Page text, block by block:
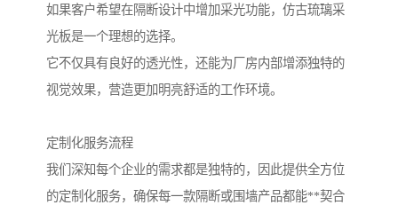
如果客户希望在隔断设计中增加采光功能，仿古琉璃采
光板是一个理想的选择。
它不仅具有良好的透光性，还能为厂房内部增添独特的
视觉效果，营造更加明亮舒适的工作环境。
定制化服务流程
我们深知每个企业的需求都是独特的，因此提供全方位
的定制化服务，确保每一款隔断或围墙产品都能**契合